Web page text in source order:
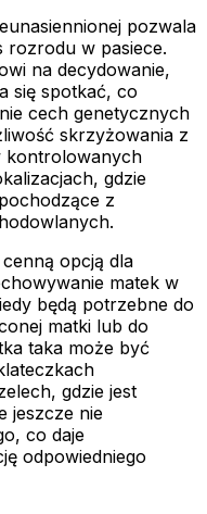
pozwala
rozrodu w pasiece.
na decydowanie,
się spotkać, co
cech genetycznych
skrzyżowania z
kontrolowanych
gdzie
z
opcją dla
matek w
będą potrzebne do
matki lub do
taka może być
gdzie jest
jeszcze nie
co daje
odpowiedniego